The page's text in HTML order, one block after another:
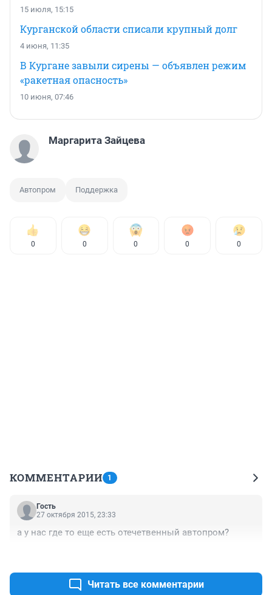
15 июля, 15:15
Курганской области списали крупный долг
4 июня, 11:35
В Кургане завыли сирены — объявлен режим
«ракетная опасность»
10 июня, 07:46
Маргарита Зайцева
Автопром Поддержка
0 0 0 0 0
КОММЕНТАРИИ 1
Гость
27 октября 2015, 23:33
а у нас где то еще есть отечетвенный автопром?
Читать все комментарии